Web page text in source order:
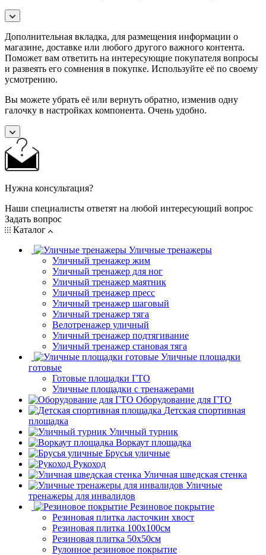
Дополнительная вкладка, для размещения информации о
магазине, доставке или любого другого важного контента.
Поможет вам ответить на интересующие покупателя вопросы
и развеять его сомнения в покупке. Используйте её по своему
усмотрению.
Вы можете убрать её или вернуть обратно, изменив одну
галочку в настройках компонента. Очень удобно.
Нужна консультация?
Наши специалисты ответят на любой интересующий вопрос
Задать вопрос
Каталог
Уличные тренажеры
Уличный тренажер жим
Уличный тренажер для ног
Уличный тренажер маятник
Уличный тренажер пресс
Уличный тренажер шаговый
Уличный тренажер тяга
Велотренажер уличный
Уличный тренажер подтягивание
Уличный тренажер становая тяга
Уличные площадки
готовые
Готовые площадки ГТО
Уличные площадки с тренажерами
Оборудование для ГТО
Детская спортивная
площадка
Уличный турник
Воркаут площадка
Брусья уличные
Рукоход
Уличная шведская стенка
Уличные
тренажеры для инвалидов
Резиновое покрытие
Резиновая плитка ласточкин хвост
Резиновая плитка 100х100см
Резиновая плитка 50х50см
Рулонное резиновое покрытие